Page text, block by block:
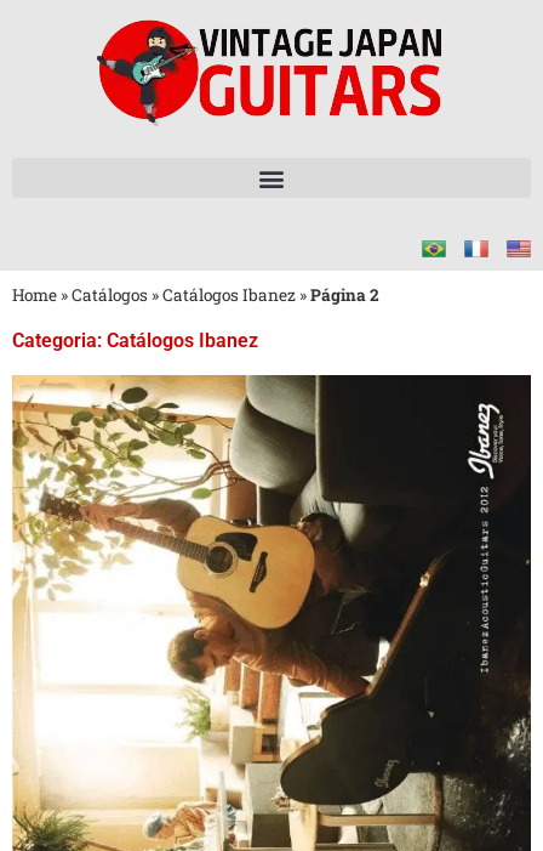
Home »Catálogos »Catálogos Ibanez »Página 2
Categoria: Catálogos Ibanez